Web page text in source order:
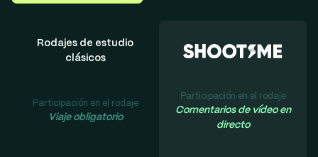
Rodajes de estudio
clásicos
Participación en el rodaje
Viaje obligatorio
Participación en el rodaje
Comentarios de vídeo en
directo